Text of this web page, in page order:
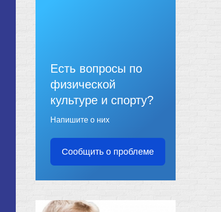
Есть вопросы по
физической
культуре и спорту?
Напишите о них
Сообщить о проблеме